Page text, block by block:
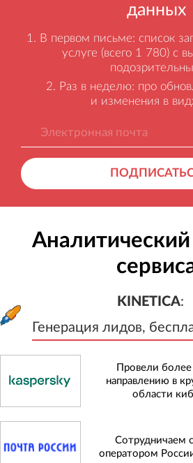
данных
В первом письме: список
услуге (всего 1 780) с
Раз в неделю: про
и изменения в
KINETICA:
Генерация лидов,
Генерация
Провели
направлению в
области
Сотрудничаем
оператором